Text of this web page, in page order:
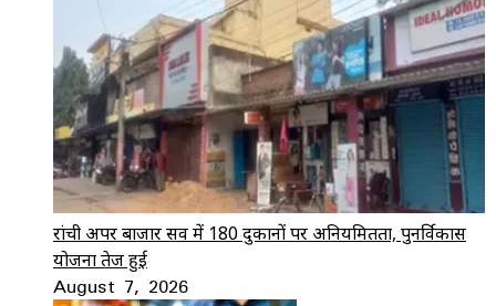
रांची अपर बाजार सर्वे में 180 दुकानों पर अनियमितता, पुनर्विकास
योजना तेज हुई
August 7, 2026